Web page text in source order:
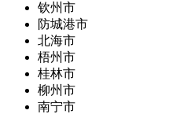
钦州市
防城港市
北海市
梧州市
桂林市
柳州市
南宁市